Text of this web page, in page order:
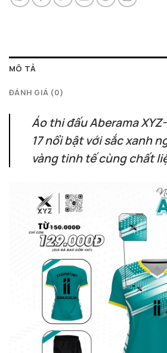
MÔ TẢ
ĐÁNH GIÁ (0)
Áo thi đấu Aberama
17 nổi bật với sắc xanh
vàng tinh tế cùng chất